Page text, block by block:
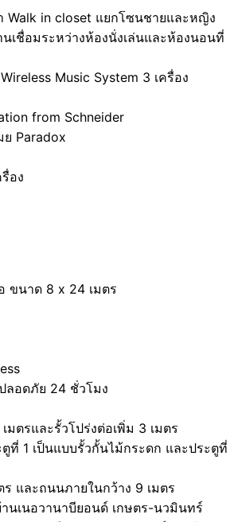
Walk in closet แยกโซนชายและหญิง
เชื่อมระหว่างห้องนั่งเล่นและห้องนอนที่
Music System 3 เครื่อง
from Schneider
Paradox
อง
ขนาด 8 x 24 เมตร
ลอดภัย 24 ชั่วโมง
มตรและรั้วโปร่งต่อเพิ่ม 3 เมตร
ที่ 1 เป็นแบบรั้วกั้นไม้กระดก และประตูที่
และถนนภายในกว้าง 9 เมตร
นเนอวานาบียอนด์ เกษตร-นวมินทร์